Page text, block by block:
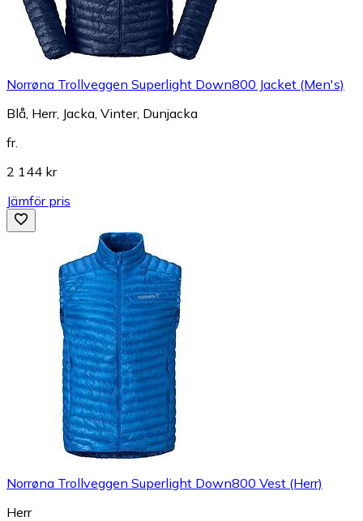
Norrøna Trollveggen Superlight Down800 Jacket (Men's)
Blå, Herr, Jacka, Vinter, Dunjacka
fr.
2 144 kr
Jämför pris
Norrøna Trollveggen Superlight Down800 Vest (Herr)
Herr